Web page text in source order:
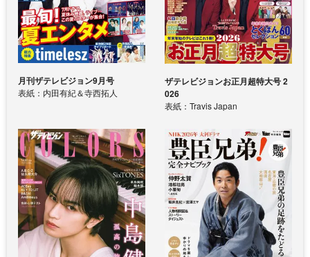
月刊ザテレビジョン9月号
表紙：内田有紀＆寺西拓人
ザテレビジョンお正月超特大号 2
026
表紙：Travis Japan